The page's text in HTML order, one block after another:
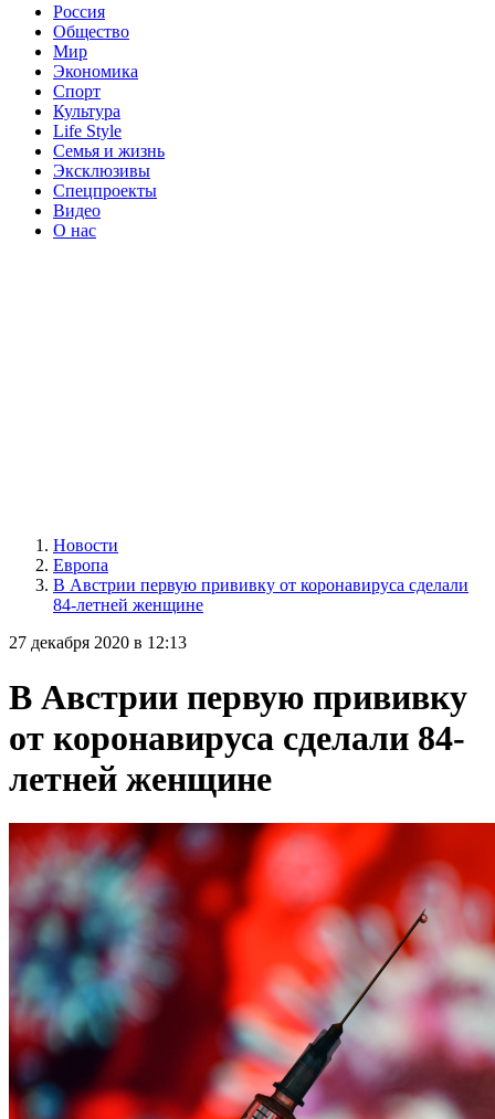
Россия
Общество
Мир
Экономика
Спорт
Культура
Life Style
Семья и жизнь
Эксклюзивы
Спецпроекты
Видео
О нас
Новости
Европа
В Австрии первую прививку от коронавируса сделали
84-летней женщине
27 декабря 2020 в 12:13
В Австрии первую прививку
от коронавируса сделали 84-
летней женщине